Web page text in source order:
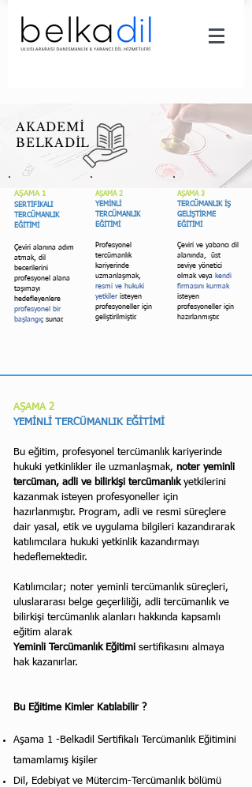
AKADEMİ
BELKADİL
​AŞAMA 1
SERTİFİKALI
TERCÜMANLIK
EĞİTİMİ
Çeviri alanına adım
atmak, dil
becerilerini
profesyonel alana
taşımayı
hedefleyenlere
profesyonel bir
başlangıç sunar. ​
AŞAMA 2
YEMİNLİ
TERCÜMANLIK
EĞİTİMİ
Profesyonel
tercümanlık
kariyerinde
uzmanlaşmak,
resmi ve hukuki
yetkileristeyen
profesyoneller için
geliştirilmiştir.
AŞAMA 3
TERCÜMANLIK İŞ
GELİŞTİRME
EĞİTİMİ
Çeviri ve yabancı dil
alanında, üst
seviye yönetici
olmak veya kendi
firmasını kurmak
isteyen
profesyoneller için
hazırlanmıştır.
AŞAMA 2
YEMİNLİ TERCÜMANLIK EĞİTİMİ
Bu eğitim, profesyonel tercümanlık kariyerinde
hukuki yetkinlikler ile uzmanlaşmak, noter yeminli
tercüman, adli ve bilirkişi tercümanlıkyetkilerini
kazanmak isteyen profesyoneller için
hazırlanmıştır. Program, adli ve resmi süreçlere
dair yasal, etik ve uygulama bilgileri kazandırarak
katılımcılara hukuki yetkinlik kazandırmayı
hedeflemektedir.
Katılımcılar; noter yeminli tercümanlık süreçleri,
uluslararası belge geçerliliği, adli tercümanlık ve
bilirkişi tercümanlık alanları hakkında kapsamlı
eğitim alarak
Yeminli Tercümanlık Eğitimi sertifikasını almaya
hak kazanırlar.
Bu Eğitime Kimler Katılabilir ?
Aşama 1 -Belkadil Sertifikalı Tercümanlık Eğitimini
tamamlamış kişiler
Dil, Edebiyat ve Mütercim-Tercümanlık bölümü